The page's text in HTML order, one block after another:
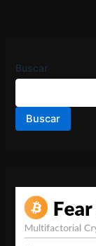
Buscar
Buscar